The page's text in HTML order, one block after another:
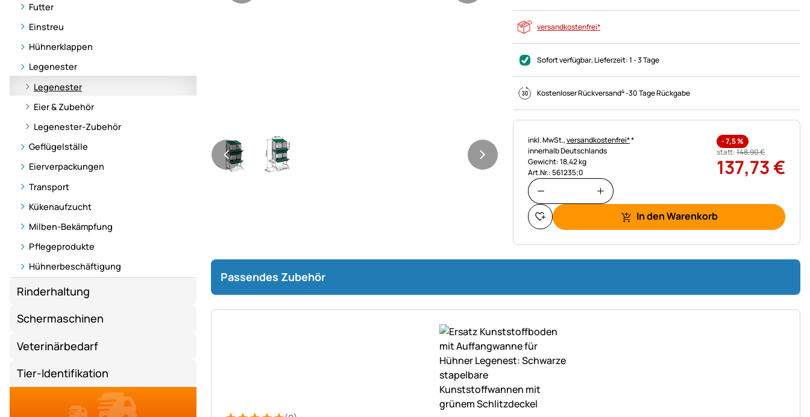
Futter
Einstreu
Hühnerklappen
Legenester
Legenester
Eier & Zubehör
Legenester-Zubehör
Geflügelställe
Eierverpackungen
Transport
Kükenaufzucht
Milben-Bekämpfung
Pflegeprodukte
Hühnerbeschäftigung
Rinderhaltung
Schermaschinen
Veterinärbedarf
Tier-Identifikation
versandkostenfrei*
Sofort verfügbar, Lieferzeit:1 - 3 Tage
Kostenloser Rückversand4-30 Tage Rückgabe
Steuerhinweis:
inkl. MwSt.,versandkostenfrei**
innerhalb Deutschlands
Gewicht: 18,42 kg
Art.Nr.: 561235;0
-7,5%
statt:148,90€
137,73€
In den Warenkorb
Passendes Zubehör